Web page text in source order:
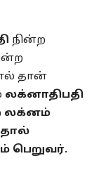
நின்ற
தான்
லக்னாதிபதி
லக்னம்
பெறுவர்.